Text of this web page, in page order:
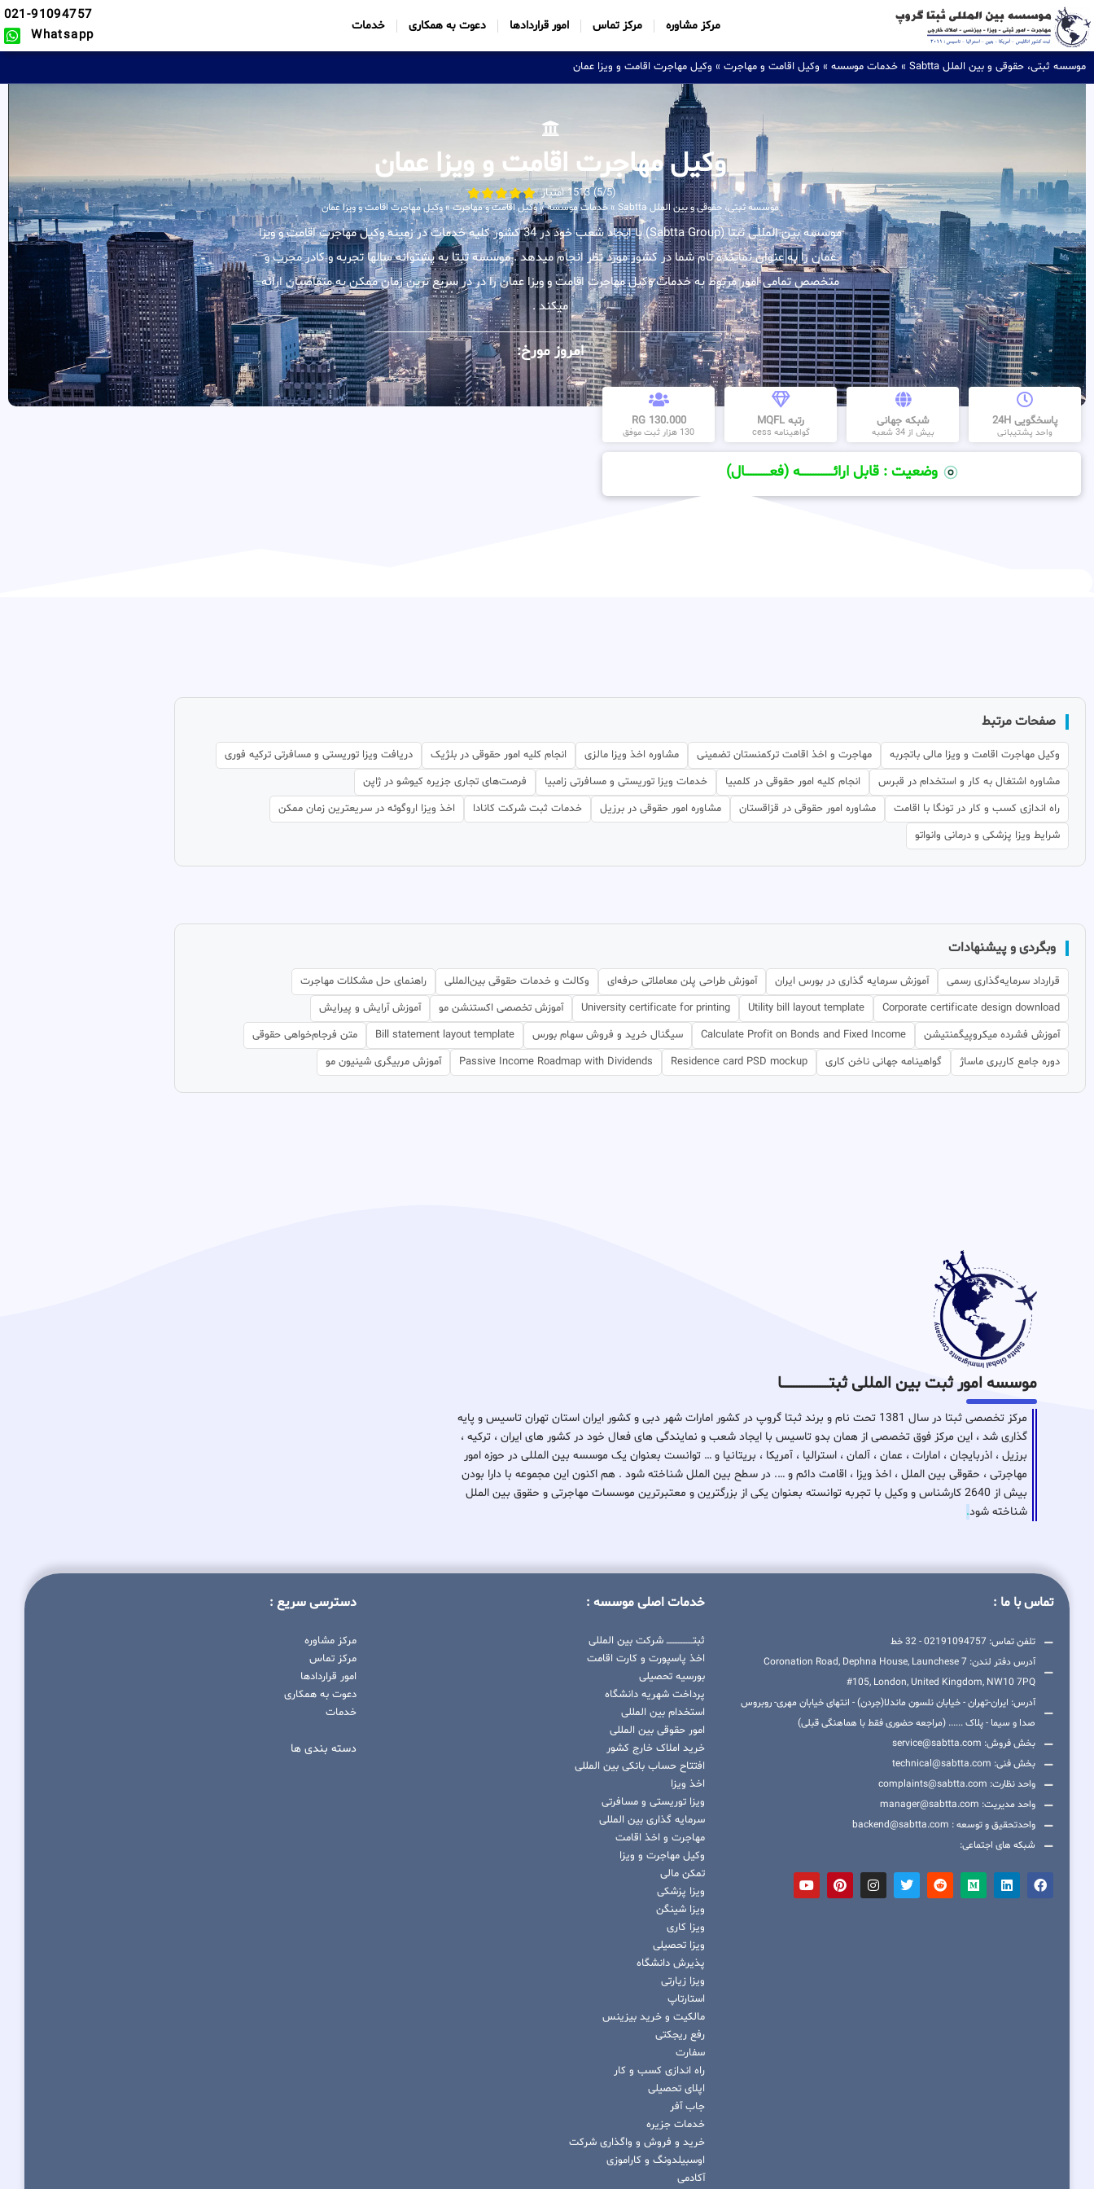
مرکز مشاوره مرکز تماس امور قراردادها دعوت به همکاری خدمات
021-91094757
Whatsapp
موسسه ثبتی، حقوقی و بین الملل Sabtta » خدمات موسسه » وکیل اقامت و مهاجرت » وکیل مهاجرت اقامت و ویزا عمان
وکیل مهاجرت اقامت و ویزا عمان
(5/5) 1513 امتیاز
موسسه ثبتی، حقوقی و بین الملل Sabtta » خدمات موسسه»وکیل اقامت و مهاجرت»وکیل مهاجرت اقامت و ویزا عمان
موسسه بین المللی ثبتا (Sabtta Group) با ایجاد شعب خود در 34 کشور کلیه خدمات در زمینه وکیل مهاجرت اقامت و ویزا
عمان را به عنوان نماینده تام شما در کشور مورد نظر انجام میدهد . موسسه ثبتا به پشتوانه سالها تجربه و کادر مجرب و
متخصص تمامی امور مربوط به خدمات وکیل مهاجرت اقامت و ویزا عمان را در در سریع ترین زمان ممکن به متقاضیان ارائه
میکند .
امروز مورخ:
پاسخگویی 24H
واحد پشتیبانی
شبکه جهانی
بیش از 34 شعبه
رتبه MQFL
گواهینامه cess
130.000 RG
130 هزار ثبت موفق
وضعیت : قابل ارائــــــــــــــــــــه (فعـــــــــــــــال)
صفحات مرتبط
وکیل مهاجرت اقامت و ویزا مالی باتجربه مهاجرت و اخذ اقامت ترکمنستان تضمینی مشاوره اخذ ویزا مالزی انجام کلیه امور حقوقی در بلژیک
دریافت ویزا توریستی و مسافرتی ترکیه فوری
مشاوره اشتغال به کار و استخدام در قبرس
انجام کلیه امور حقوقی در کلمبیا خدمات ویزا توریستی و مسافرتی زامبیا
فرصت‌های تجاری جزیره کیوشو در ژاپن
راه اندازی کسب و کار در تونگا با اقامت
مشاوره امور حقوقی در قزاقستان مشاوره امور حقوقی در برزیل خدمات ثبت شرکت کانادا
اخذ ویزا اروگوئه در سریعترین زمان ممکن
شرایط ویزا پزشکی و درمانی وانواتو
وبگردی و پیشنهادات
قرارداد سرمایه‌گذاری رسمی آموزش سرمایه گذاری در بورس ایران آموزش طراحی پلن معاملاتی حرفه‌ای وکالت و خدمات حقوقی بین‌المللی
راهنمای حل مشکلات مهاجرت
Corporate certificate design download
Utility bill layout template
University certificate for printing آموزش تخصصی اکستنشن مو
آموزش آرایش و پیرایش
آموزش فشرده میکروپیگمنتیشن
Calculate Profit on Bonds and Fixed Income سیگنال خرید و فروش سهام بورس Bill statement layout template
متن فرجام‌خواهی حقوقی
دوره جامع کاربری ماساژ
گواهینامه جهانی ناخن کاری Residence card PSD mockup
Passive Income Roadmap with Dividends آموزش مربیگری شینیون مو
موسسه امور ثبت بین المللی ثبتـــــــــــــــــــــــــــــا
مرکز تخصصی ثبتا در سال 1381 تحت نام و برند ثبتا گروپ در کشور امارات شهر دبی و کشور ایران استان تهران تاسیس و پایه
گذاری شد ، این مرکز فوق تخصصی از همان بدو تاسیس با ایجاد شعب و نمایندگی های فعال خود در کشور های ایران ، ترکیه ،
برزیل ، اذربایجان ، امارات ، عمان ، آلمان ، استرالیا ، آمریکا ، بریتانیا و … توانست بعنوان یک موسسه بین المللی در حوزه امور
مهاجرتی ، حقوقی بین الملل ، اخذ ویزا ، اقامت دائم و …. در سطح بین الملل شناخته شود . هم اکنون این مجموعه با دارا بودن
بیش از 2640 کارشناس و وکیل با تجربه توانسته بعنوان یکی از بزرگترین و معتبرترین موسسات مهاجرتی و حقوق بین الملل
شناخته شود.
تماس با ما :
تلفن تماس: 02191094757 - 32 خط
آدرس دفتر لندن: 7 Coronation Road, Dephna House, Launchese
#105, London, United Kingdom, NW10 7PQ
آدرس: ایران-تهران - خیابان نلسون ماندلا(جردن) - انتهای خیابان مهری- روبروس
صدا و سیما - پلاک ...... (مراجعه حضوری فقط با هماهنگی قبلی)
بخش فروش: service@sabtta.com
بخش فنی: technical@sabtta.com
واحد نظارت: complaints@sabtta.com
واحد مدیریت: manager@sabtta.com
واحدتحقیق و توسعه : backend@sabtta.com
شبکه های اجتماعی:
خدمات اصلی موسسه :
ثبتــــــــــــــــ شرکت بین المللی
اخذ پاسپورت و کارت اقامت
بورسیه تحصیلی
پرداخت شهریه دانشگاه
استخدام بین المللی
امور حقوقی بین المللی
خرید املاک خارج کشور
افتتاح حساب بانکی بین المللی
اخذ ویزا
ویزا توریستی و مسافرتی
سرمایه گذاری بین المللی
مهاجرت و اخذ اقامت
وکیل مهاجرت و ویزا
تمکن مالی
ویزا پزشکی
ویزا شینگن
ویزا کاری
ویزا تحصیلی
پذیرش دانشگاه
ویزا زیارتی
استارتاپ
مالکیت و خرید بیزینس
رفع ریجکتی
سفارت
راه اندازی کسب و کار
اپلای تحصیلی
جاب آفر
خدمات جزیره
خرید و فروش و واگذاری شرکت
اوسبیلدونگ و کاراموزی
آکادمی
دسترسی سریع :
مرکز مشاوره
مرکز تماس
امور قراردادها
دعوت به همکاری
خدمات
دسته بندی ها